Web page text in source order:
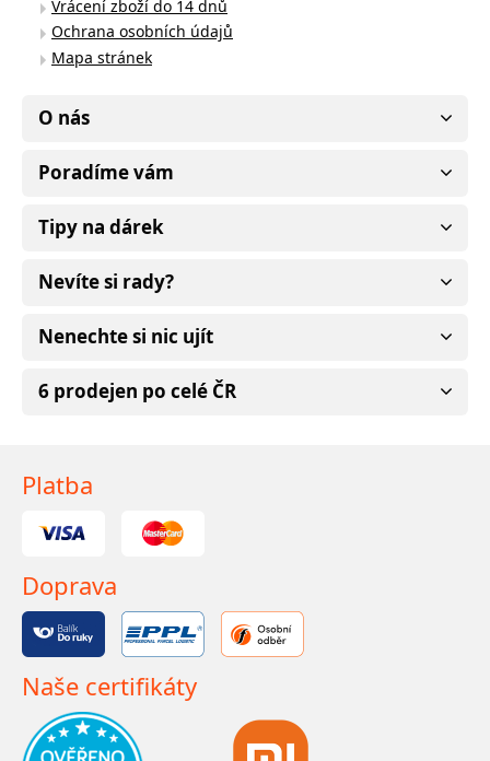
Vrácení zboží do 14 dnů
Ochrana osobních údajů
Mapa stránek
O nás
Poradíme vám
Tipy na dárek
Nevíte si rady?
Nenechte si nic ujít
6 prodejen po celé ČR
Platba
Doprava
Naše certifikáty